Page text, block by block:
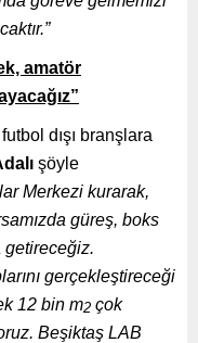
amatör
dışı branşlara
şöyle
Merkezi kurarak,
güreş, boks
getireceğiz.
gerçekleştireceği
12 bin m2 çok
Beşiktaş LAB